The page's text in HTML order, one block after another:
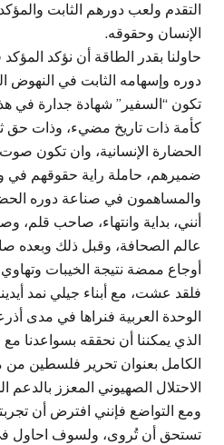
التقدم ولعب دورهم الثابت
الإنسان وحقوقه.
حاولنا بقدر الطاقة أن نؤكد
دوره وإسهامه الثابت في النهوض
تكون “السفير” شهادة جدارة في
كأمة ذات تاريخ مضيء، وذات حق
الحضارة الإنسانية، وان تكون
ضميرهم، حاملة راية حقوقهم في
والمساهمون في صناعة دوره
أنني، بداية وانتهاء، صاحب
عالم الصحافة، وقبل ذلك
أوجاع ممضة نتيجة الخيبات وتهاوي
فلقد عشت، مع أبناء جيلي نمد
الوحدة العربية فنراها في مدى
الذي يمكننا أن نحققه بسواعدنا مع
الكامل بعنوان تحرير فلسطين من
الاحتلال الصهيوني المعزز بالدعم
ومع التواضع فإنني افترض أن
تستحق أن تُروى، ولسوف احاول